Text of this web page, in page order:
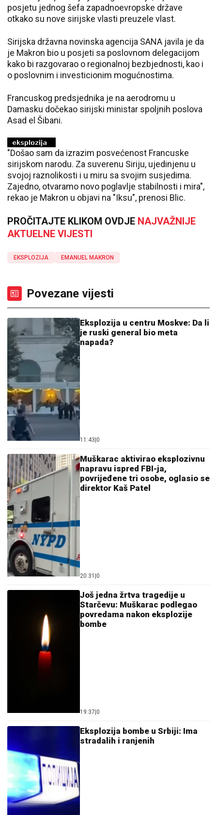
posjetu jednog šefa zapadnoevropske države
otkako su nove sirijske vlasti preuzele vlast.
Sirijska državna novinska agencija SANA javila je da
je Makron bio u posjeti sa poslovnom delegacijom
kako bi razgovarao o regionalnoj bezbjednosti, kao i
o poslovnim i investicionim mogućnostima.
Francuskog predsjednika je na aerodromu u
Damasku dočekao sirijski ministar spoljnih poslova
Asad el Šibani.
"Došao sam da izrazim posvećenost Francuske
sirijskom narodu. Za suverenu Siriju, ujedinjenu u
svojoj raznolikosti i u miru sa svojim susjedima.
Zajedno, otvaramo novo poglavlje stabilnosti i mira",
rekao je Makron u objavi na "Iksu", prenosi Blic.
PROČITAJTE KLIKOM OVDJE NAJVAŽNIJE
AKTUELNE VIJESTI
EKSPLOZIJA EMANUEL MAKRON
Povezane vijesti
Eksplozija u centru Moskve: Da li
je ruski general bio meta
napada?
11:43 0
Muškarac aktivirao eksplozivnu
napravu ispred FBI-ja,
povrijeđene tri osobe, oglasio se
direktor Kaš Patel
20:31 0
Još jedna žrtva tragedije u
Starčevu: Muškarac podlegao
povredama nakon eksplozije
bombe
19:37 0
Eksplozija bombe u Srbiji: Ima
stradalih i ranjenih